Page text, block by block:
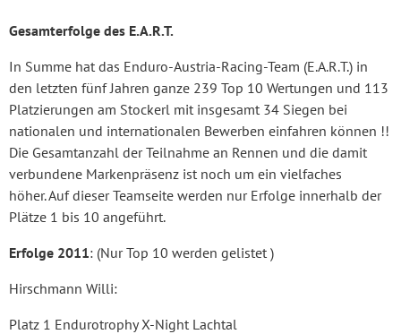
Gesamterfolge des E.A.R.T.
In Summe hat das Enduro-Austria-Racing-Team (E.A.R.T.) in
den letzten fünf Jahren ganze 239 Top 10 Wertungen und 113
Platzierungen am Stockerl mit insgesamt 34 Siegen bei
nationalen und internationalen Bewerben einfahren können !!
Die Gesamtanzahl der Teilnahme an Rennen und die damit
verbundene Markenpräsenz ist noch um ein vielfaches
höher. Auf dieser Teamseite werden nur Erfolge innerhalb der
Plätze 1 bis 10 angeführt.
Erfolge 2011: (Nur Top 10 werden gelistet )
Hirschmann Willi:
Platz 1 Endurotrophy X-Night Lachtal